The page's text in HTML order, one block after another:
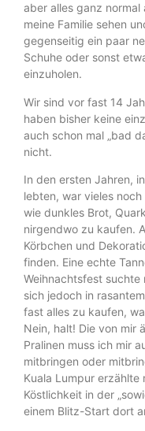
aber alles ganz normal
meine Familie sehen
gegenseitig ein paar
Schuhe oder sonst
einzuholen.
Wir sind vor fast 14
haben bisher keine
auch schon mal „bad
nicht.
In den ersten Jahren,
lebten, war vieles
wie dunkles Brot,
nirgendwo zu kaufen.
Körbchen und
finden. Eine echte
Weihnachtsfest suchte
sich jedoch in
fast alles zu kaufen,
Nein, halt! Die von mir
Pralinen muss ich mir
mitbringen oder
Kuala Lumpur
Köstlichkeit in der
einem Blitz-Start dort